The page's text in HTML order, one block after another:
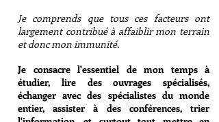
Je comprends que tous ces facteurs ont
largement contribué à affaiblir mon terrain
et donc mon immunité.
Je consacre l'essentiel de mon temps à
étudier, lire des ouvrages spécialisés,
échanger avec des spécialistes du monde
entier, assister à des conférences, trier